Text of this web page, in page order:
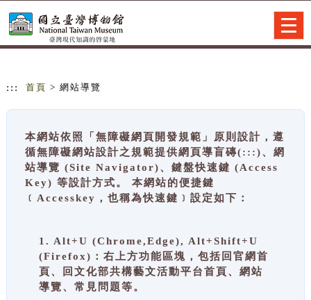
::: 首頁 > 網站導覽
本網站依照「無障礙網頁開發規範」原則設計，遵
循無障礙網站設計之規範提供網頁導盲磚(:::)、網
站導覽 (Site Navigator)、鍵盤快速鍵 (Access
Key) 等設計方式。 本網站的便捷鍵
﹝Accesskey，也稱為快速鍵﹞設定如下：
1. Alt+U (Chrome,Edge), Alt+Shift+U
(Firefox)：右上方功能區塊，包括回官網首
頁、回文化部共構藝文活動平台首頁、網站
導覽、常見問題等。